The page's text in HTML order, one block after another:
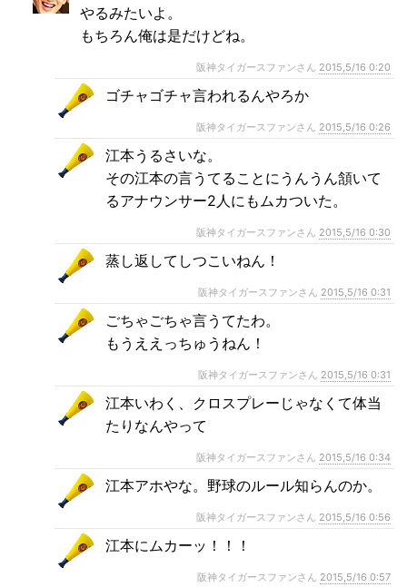
やるみたいよ。
もちろん俺は是だけどね。
阪神タイガースファンさん 2015,5/16 0:20
ゴチャゴチャ言われるんやろか
阪神タイガースファンさん 2015,5/16 0:26
江本うるさいな。
その江本の言うてることにうんうん頷いて
るアナウンサー2人にもムカついた。
阪神タイガースファンさん 2015,5/16 0:30
蒸し返してしつこいねん！
阪神タイガースファンさん 2015,5/16 0:31
ごちゃごちゃ言うてたわ。
もうええっちゅうねん！
阪神タイガースファンさん 2015,5/16 0:31
江本いわく、クロスプレーじゃなくて体当
たりなんやって
阪神タイガースファンさん 2015,5/16 0:34
江本アホやな。野球のルール知らんのか。
阪神タイガースファンさん 2015,5/16 0:56
江本にムカーッ！！！
阪神タイガースファンさん 2015,5/16 0:57